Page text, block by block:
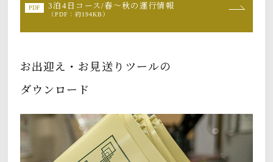
3泊4日コース/春〜秋の運行情報
（PDF：約194KB）
お出迎え・お見送りツールの
ダウンロード